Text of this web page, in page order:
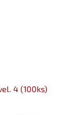
4 (100ks)